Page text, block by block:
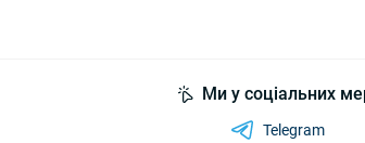
Ми у соціальних
Telegram